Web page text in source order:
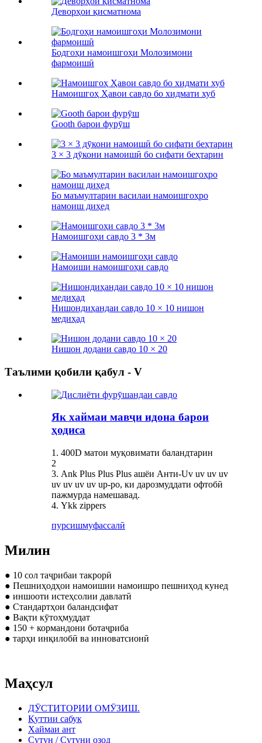
Деворҳои қисматнома
Бодгоҳи намоишгоҳи Молозимони
фармоишӣ
Намоишгоҳ Ҳавои савдо бо хидмати хуб
Gooth барои фурӯш
3 × 3 дӯкони намоишӣ бо сифати беҳтарин
Бо маъмултарин василаи намоишгоҳро
намоиш диҳед
Намоишгоҳи савдо 3 * 3м
Намоиши намоишгоҳи савдо
Нишондиҳандаи савдо 10 × 10 нишон
медиҳад
Нишон додани савдо 10 × 20
Таълими қобили қабул - V
Як хаймаи мавҷи идона барои
ҳодиса
1. 400D матои муқовимати баландтарин
2
3. Ank Plus Plus Plus ашёи Анти-Uv uv uv uv
uv uv uv uv up-ро, ки дарозмуддати офтобӣ
пажмурда намешавад.
4. Ykk zippers
пурсишмуфассалӣ
Милин
● 10 сол таҷрибаи такрорӣ
● Пешниҳодҳои намоишии намоишро пешниҳод кунед
● иншооти истеҳсолии давлатӣ
● Стандартҳои баландсифат
● Вақти кӯтоҳмуддат
● 150 + кормандони ботаҷриба
● тарҳи инқилобӣ ва инноватсионӣ
Маҳсул
ДӮСТИТОРИИ ОМӮЗИШ.
Қуттии сабук
Хаймаи ант
Сутун / Сутуни озод